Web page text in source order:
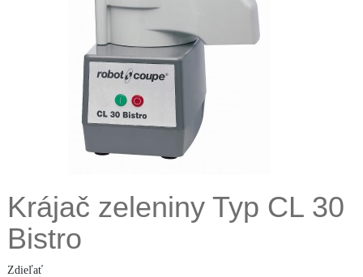
Krájač zeleniny Typ CL 30
Bistro
Zdieľať